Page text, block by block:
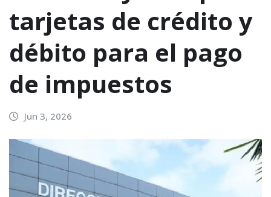
tarjetas de crédito y
débito para el pago
de impuestos
Jun 3, 2026